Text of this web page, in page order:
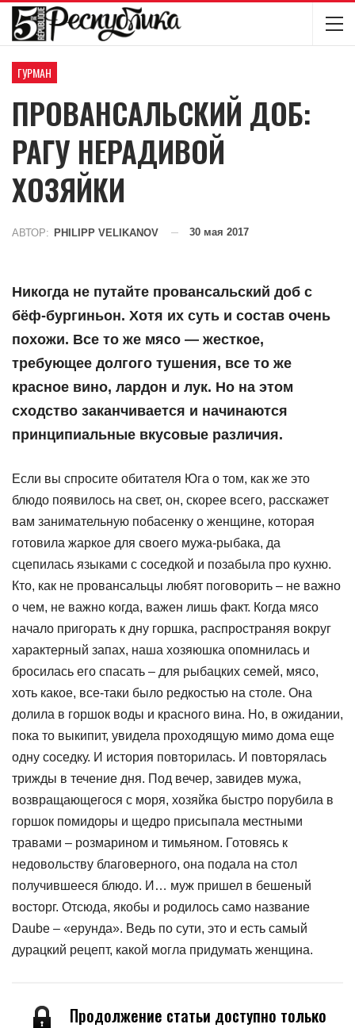
ГУРМАН
ПРОВАНСАЛЬСКИЙ ДОБ:
РАГУ НЕРАДИВОЙ
ХОЗЯЙКИ
АВТОР: PHILIPP VELIKANOV 30 мая 2017
Никогда не путайте провансальский доб с
бёф-бургиньон. Хотя их суть и состав очень
похожи. Все то же мясо — жесткое,
требующее долгого тушения, все то же
красное вино, лардон и лук. Но на этом
сходство заканчивается и начинаются
принципиальные вкусовые различия.
Если вы спросите обитателя Юга о том, как же это
блюдо появилось на свет, он, скорее всего, расскажет
вам занимательную побасенку о женщине, которая
готовила жаркое для своего мужа-рыбака, да
сцепилась языками с соседкой и позабыла про кухню.
Кто, как не провансальцы любят поговорить – не важно
о чем, не важно когда, важен лишь факт. Когда мясо
начало пригорать к дну горшка, распространяя вокруг
характерный запах, наша хозяюшка опомнилась и
бросилась его спасать – для рыбацких семей, мясо,
хоть какое, все-таки было редкостью на столе. Она
долила в горшок воды и красного вина. Но, в ожидании,
пока то выкипит, увидела проходящую мимо дома еще
одну соседку. И история повторилась. И повторялась
трижды в течение дня. Под вечер, завидев мужа,
возвращающегося с моря, хозяйка быстро порубила в
горшок помидоры и щедро присыпала местными
травами – розмарином и тимьяном. Готовясь к
недовольству благоверного, она подала на стол
получившееся блюдо. И… муж пришел в бешеный
восторг. Отсюда, якобы и родилось само название
Daube – «ерунда». Ведь по сути, это и есть самый
дурацкий рецепт, какой могла придумать женщина.
Продолжение статьи доступно только